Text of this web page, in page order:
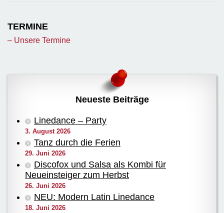
TERMINE
– Unsere Termine
Neueste Beiträge
Linedance – Party
3. August 2026
Tanz durch die Ferien
29. Juni 2026
Discofox und Salsa als Kombi für
Neueinsteiger zum Herbst
26. Juni 2026
NEU: Modern Latin Linedance
18. Juni 2026